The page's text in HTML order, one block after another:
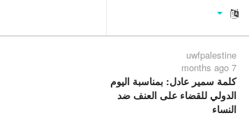
uwfpalestine
7 months ago
كلمة سمير عادل: بمناسبة اليوم
الدولي للقضاء على العنف ضد
النساء